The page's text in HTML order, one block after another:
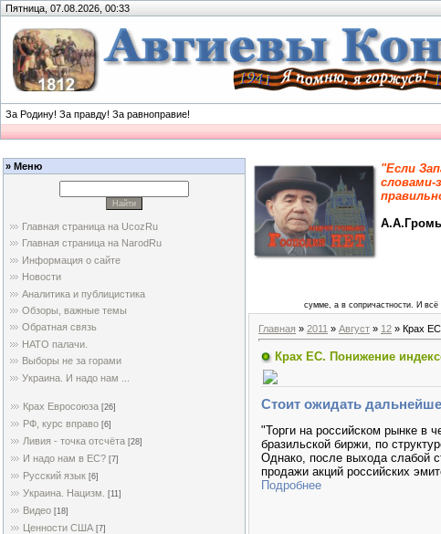
Пятница, 07.08.2026, 00:33
За Родину! За правду! За равноправие!
» Меню
Главная страница на UcozRu
Главная страница на NarodRu
Информация о сайте
Новости
Аналитика и публицистика
Обзоры, важные темы
Обратная связь
НАТО палачи.
Выборы не за горами
Украина. И надо нам ...
Крах Евросоюза [26]
РФ, курс вправо [6]
Ливия - точка отсчёта [28]
И надо нам в ЕС? [7]
Русский язык [6]
Украина. Нацизм. [11]
Видео [18]
Ценности США [7]
"Если
словами-
сумме, а в сопричастности. И всё
Главная » 2011 » Август » 12 » Крах
Крах ЕС. Понижение
Стоит ожидать
"Торги на российском рынке в
бразильской биржи, по
Однако, после выхода слабой
продажи акций российских
Подробнее